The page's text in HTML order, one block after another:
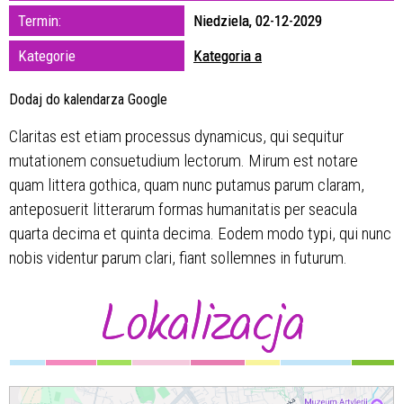
Trwające w
zakresie
Miejsce
Organizator
Termin:
Niedziela, 02-12-2029
Kategorie
Kategoria a
Dodaj do kalendarza Google
Claritas est etiam processus dynamicus, qui sequitur
mutationem consuetudium lectorum. Mirum est notare
quam littera gothica, quam nunc putamus parum claram,
anteposuerit litterarum formas humanitatis per seacula
quarta decima et quinta decima. Eodem modo typi, qui nunc
nobis videntur parum clari, fiant sollemnes in futurum.
Lokalizacja